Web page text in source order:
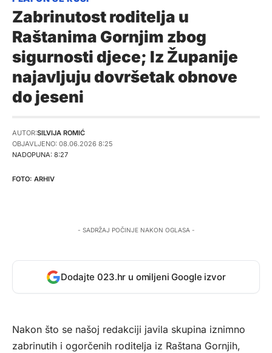
Zabrinutost roditelja u
Raštanima Gornjim zbog
sigurnosti djece; Iz Županije
najavljuju dovršetak obnove
do jeseni
NADOPUNA: 8:27
AUTOR:SILVIJA ROMIĆ
OBJAVLJENO: 08.06.2026 8:25
ARHIV
- SADRŽAJ POČINJE NAKON OGLASA -
Dodajte 023.hr u omiljeni Google izvor
Nakon što se našoj redakciji javila skupina iznimno
zabrinutih i ogorčenih roditelja iz Raštana Gornjih,